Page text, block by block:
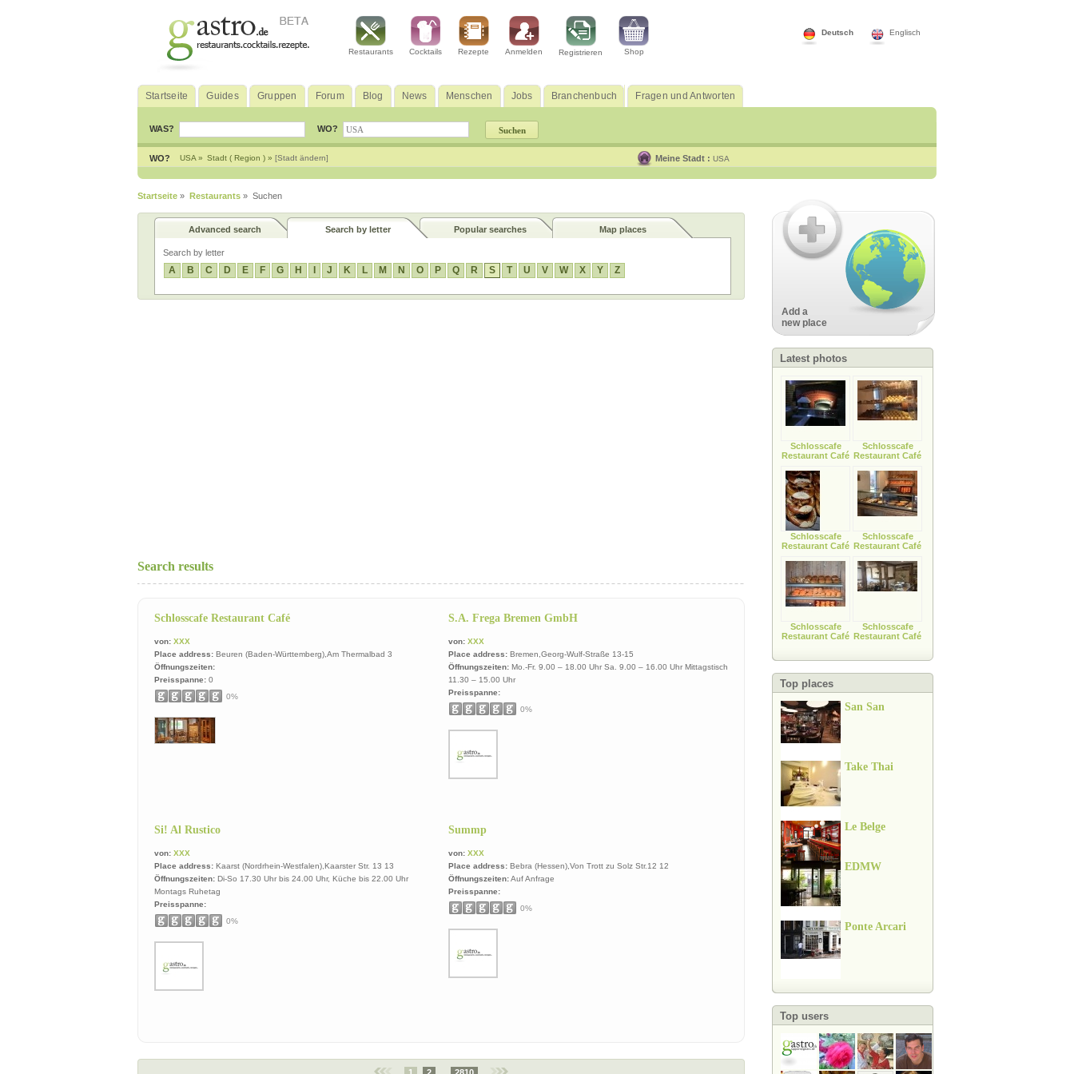
Englisch
Deutsch
Restaurants Cocktails Rezepte Anmelden Registrieren Shop
Startseite Guides Gruppen Forum Blog News Menschen Jobs Branchenbuch Fragen und Antworten
WAS? WO?
WO? USA » Stadt ( Region ) » [Stadt ändern] Meine Stadt : USA
Startseite » Restaurants » Suchen
Advanced search Search by letter Popular searches Map places
Search by letter
A B C D E F G H J K L M N O P Q R S T U V W X Y Z
Add a
new place
Latest photos
Schlosscafe
Restaurant Café
Schlosscafe
Restaurant Café
Schlosscafe
Restaurant Café
Schlosscafe
Restaurant Café
Schlosscafe
Restaurant Café
Schlosscafe
Restaurant Café
Top places
San San
Take Thai
Le Belge
EDMW
Ponte Arcari
Top users
Search results
Schlosscafe Restaurant Café
von: XXX
Place address: Beuren (Baden-Württemberg),Am Thermalbad 3
Öffnungszeiten:
Preisspanne: 0
0%
S.A. Frega Bremen GmbH
von: XXX
Place address: Bremen,Georg-Wulf-Straße 13-15
Öffnungszeiten: Mo.-Fr. 9.00 – 18.00 Uhr Sa. 9.00 – 16.00 Uhr Mittagstisch
11.30 – 15.00 Uhr
Preisspanne:
0%
Si! Al Rustico
von: XXX
Place address: Kaarst (Nordrhein-Westfalen),Kaarster Str. 13 13
Öffnungszeiten: Di-So 17.30 Uhr bis 24.00 Uhr, Küche bis 22.00 Uhr
Montags Ruhetag
Preisspanne:
0%
Summp
von: XXX
Place address: Bebra (Hessen),Von Trott zu Solz Str.12 12
Öffnungszeiten:Auf Anfrage
Preisspanne:
0%